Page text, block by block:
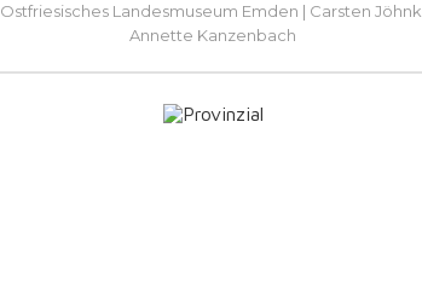
Ostfriesisches Landesmuseum Emden | Carsten Jöhnk,
Annette Kanzenbach